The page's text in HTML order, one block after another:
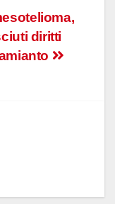
diritti